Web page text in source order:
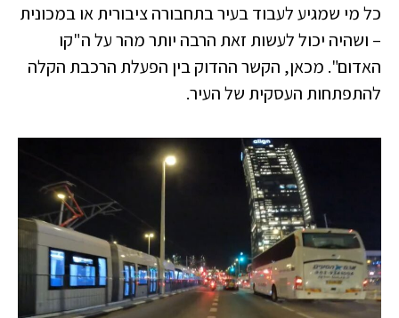
כל מי שמגיע לעבוד בעיר בתחבורה ציבורית או במכונית
– ושהיה יכול לעשות זאת הרבה יותר מהר על ה"קו
האדום". מכאן, הקשר ההדוק בין הפעלת הרכבת הקלה
להתפתחות העסקית של העיר.